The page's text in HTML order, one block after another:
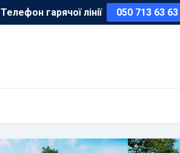
Телефон гарячої лінії 050 713 63 63